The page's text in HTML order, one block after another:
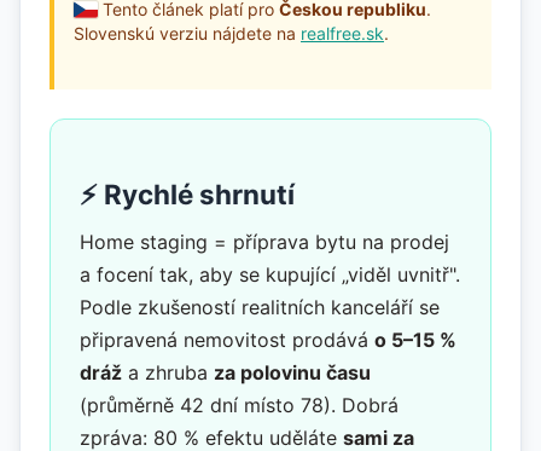
Tento článek platí pro Českou republiku.
Slovenskú verziu nájdete na realfree.sk.
⚡ Rychlé shrnutí
Home staging = příprava bytu na prodej
a focení tak, aby se kupující „viděl uvnitř".
Podle zkušeností realitních kanceláří se
připravená nemovitost prodává o 5–15 %
dráž a zhruba za polovinu času
(průměrně 42 dní místo 78). Dobrá
zpráva: 80 % efektu uděláte sami za